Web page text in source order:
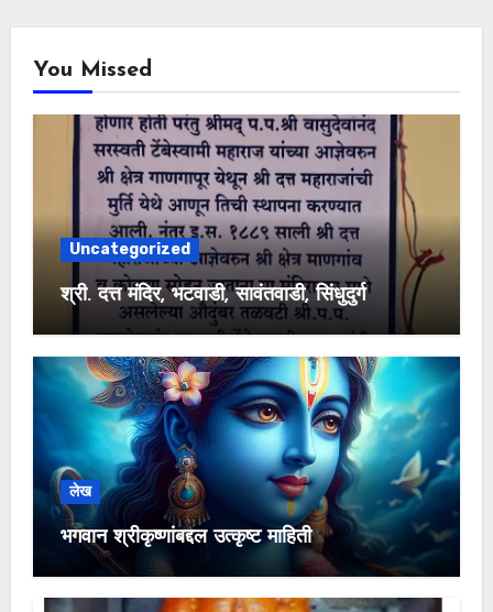
You Missed
Uncategorized
श्री. दत्त मंदिर, भटवाडी, सावंतवाडी, सिंधुदुर्ग
लेख
भगवान श्रीकृष्णांबद्दल उत्कृष्ट माहिती